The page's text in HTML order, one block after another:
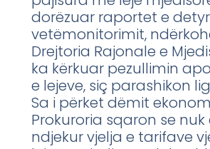
dorëzuar raportet e
vetëmonitorimit,
Drejtoria Rajonale e
ka kërkuar pezullimin
e lejeve, siç parashikon
Sa i përket dëmit
Prokuroria sqaron se nuk
ndjekur vjelja e tarifave